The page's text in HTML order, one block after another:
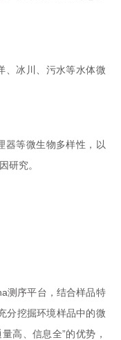
、冰川、污水等水体微
器等微生物多样性，以
研究。
测序平台，结合样品特
分挖掘环境样品中的微
高、信息全”的优势，